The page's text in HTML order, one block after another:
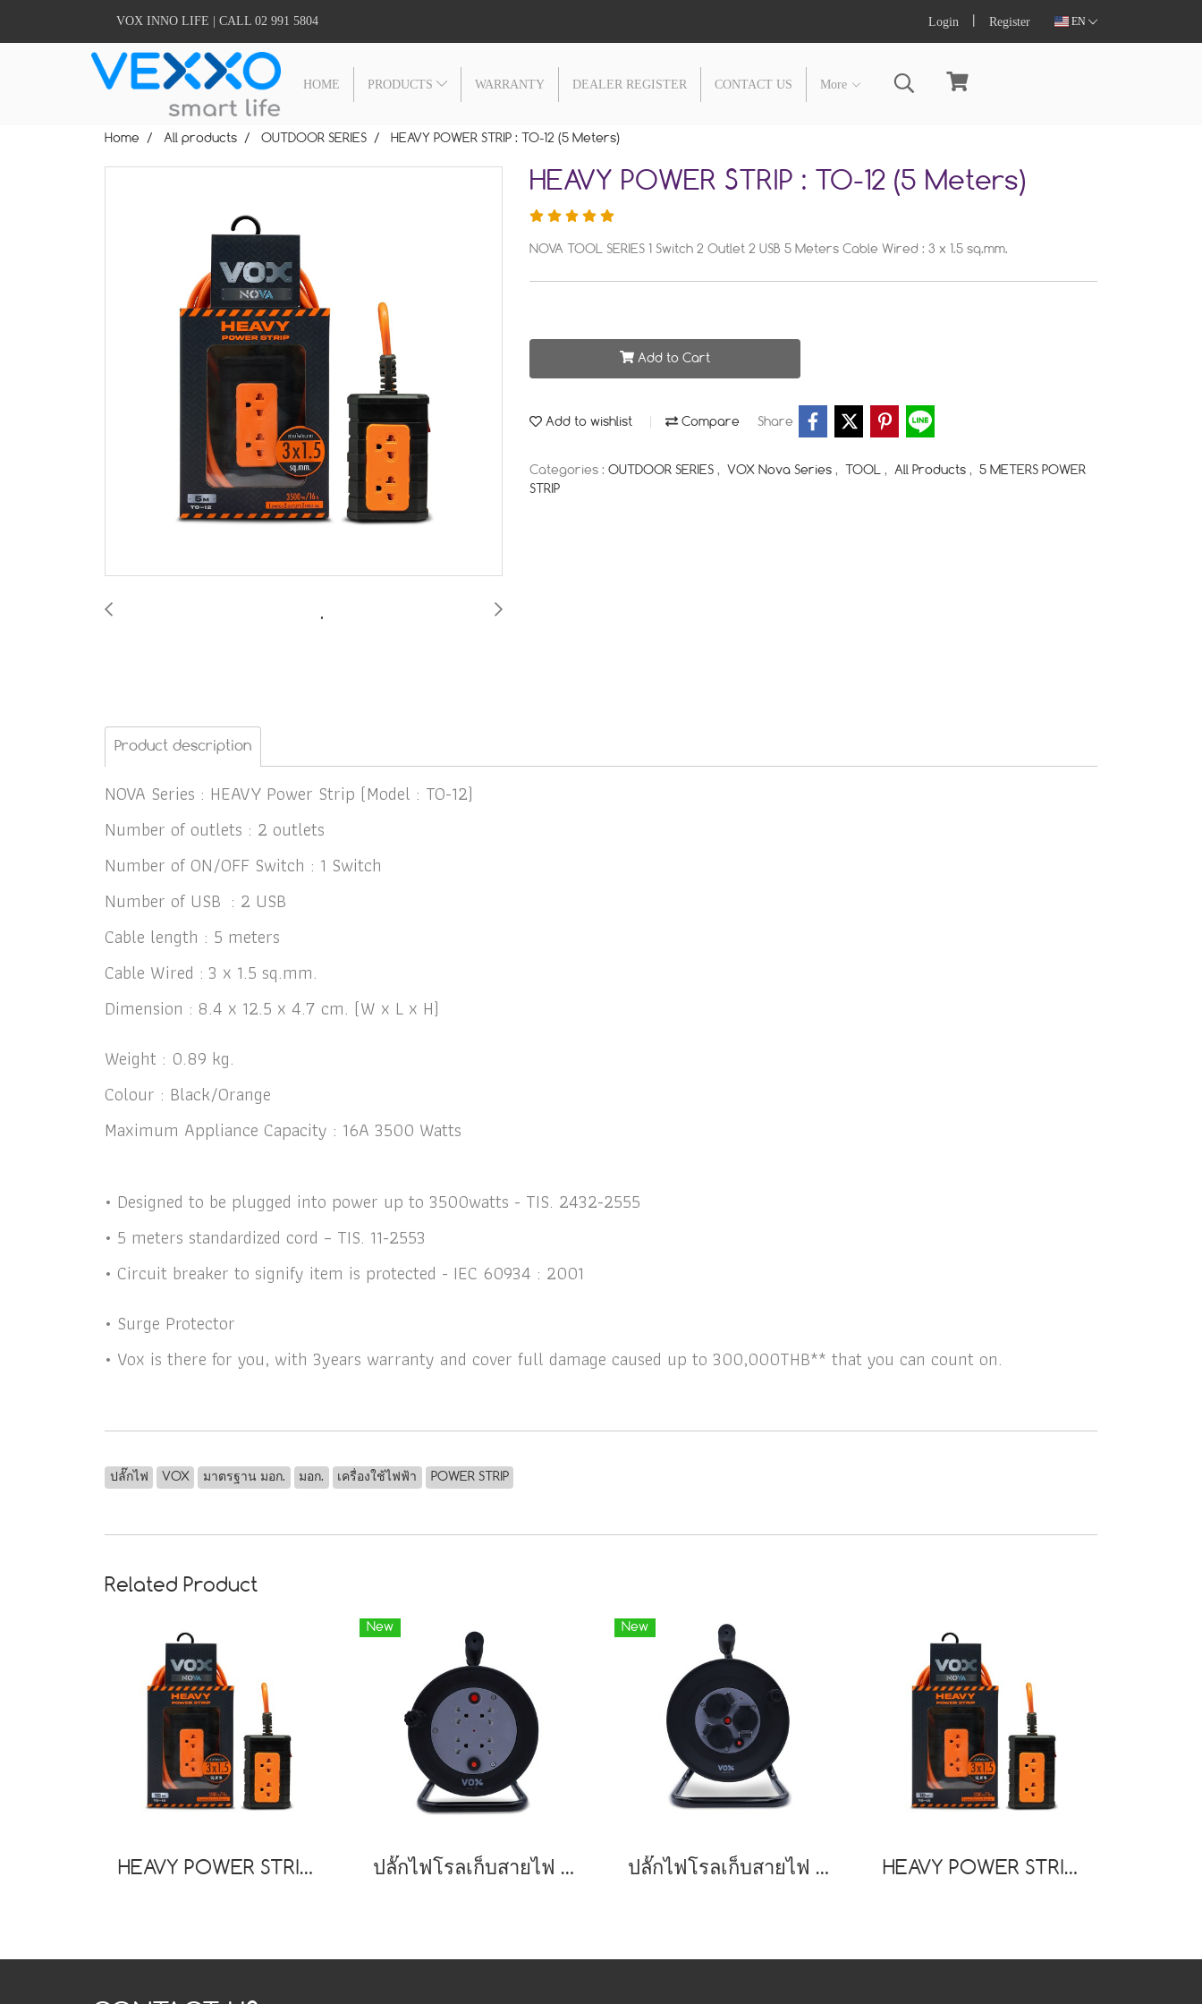
VOX INNO LIFE | CALL 02 991 5804 Login Register EN
HOME PRODUCTS WARRANTY DEALER REGISTER CONTACT US More
Home All products OUTDOOR SERIES HEAVY POWER STRIP : TO-12 (5 Meters)
HEAVY POWER STRIP : TO-12 (5 Meters)
NOVA TOOL SERIES 1 Switch 2 Outlet 2 USB 5 Meters Cable Wired : 3 x 1.5 sq.mm.
Add to Cart
Add to wishlist Compare Share
Categories : OUTDOOR SERIES , VOX Nova Series , TOOL , All Products ,
5 METERS POWER
STRIP
Product description
NOVA Series : HEAVY Power Strip (Model : TO-12)
Number of outlets : 2 outlets
Number of ON/OFF Switch : 1 Switch
Number of USB : 2 USB
Cable length : 5 meters
Cable Wired : 3 x 1.5 sq.mm.
Dimension : 8.4 x 12.5 x 4.7 cm. (W x L x H)
Weight : 0.89 kg.
Colour : Black/Orange
Maximum Appliance Capacity : 16A 3500 Watts
• Designed to be plugged into power up to 3500watts - TIS. 2432-2555
• 5 meters standardized cord – TIS. 11-2553
• Circuit breaker to signify item is protected - IEC 60934 : 2001
• Surge Protector
• Vox is there for you, with 3years warranty and cover full damage caused up to 300,000THB** that you can count on.
ปลั๊กไฟ VOX มาตรฐาน มอก. มอก. เครื่องใช้ไฟฟ้า POWER STRIP
Related Product
HEAVY POWER STRIP : TO-12 (15 Meters)
New
ปลั๊กไฟโรลเก็บสายไฟ มาตรฐาน มอก. รุ่น NR-10M (10 เมตร)
New
ปลั๊กไฟโรลเก็บสายไฟ ปลั๊กไฟกันน้ำกันฝุ่น มาตรฐาน มอก. รุ่น NR-20M (20 เมตร) HEAVY POWER STRIP : TO-12 (10 Meters)